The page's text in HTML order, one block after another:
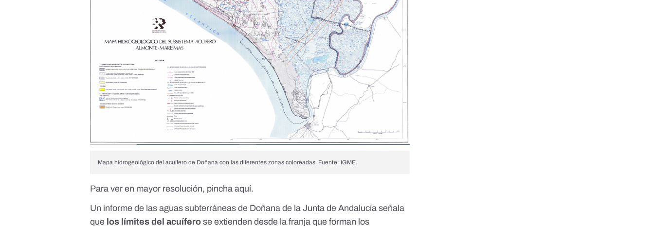
Mapa hidrogeológico del acuífero de Doñana con las diferentes zonas coloreadas. Fuente: IGME.
Para ver en mayor resolución, pinchaaquí.
Un informe de las aguas subterráneas de Doñana de la Junta de Andalucía señala
que los límites del acuífero se extienden desde la franja que forman los